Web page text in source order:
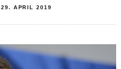
29. APRIL 2019